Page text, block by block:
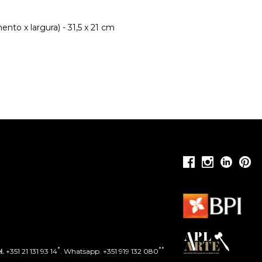
x largura) - 31,5 x 21 cm
+351 21 131 93 14*. Whatsapp. +351 919 132 080**